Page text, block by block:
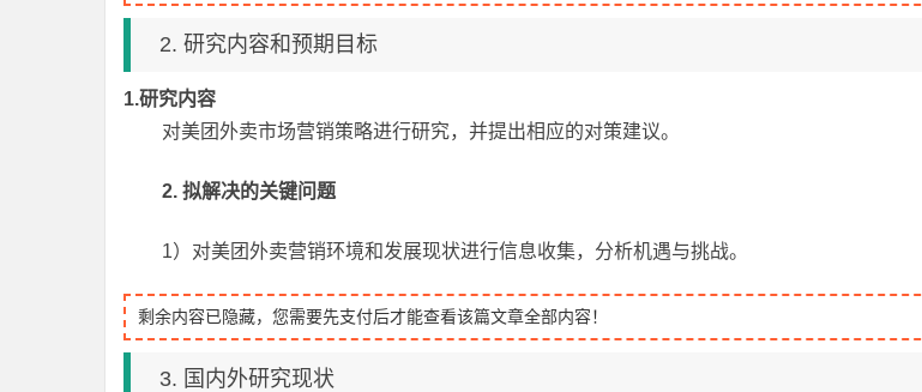
2. 研究内容和预期目标
1.研究内容
对美团外卖市场营销策略进行研究，并提出相应的对策建议。
2. 拟解决的关键问题
1）对美团外卖营销环境和发展现状进行信息收集，分析机遇与挑战。
剩余内容已隐藏，您需要先支付后才能查看该篇文章全部内容！
3. 国内外研究现状